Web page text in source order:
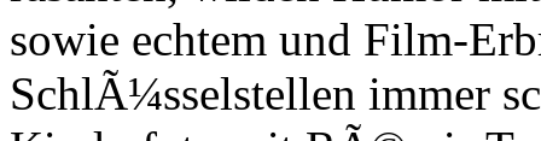
sowie echtem und Film-
SchlÃ¼sselstellen immer